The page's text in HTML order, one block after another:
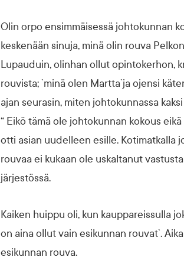
Olin orpo ensimmäisessä johtokunnan
keskenään sinuja, minä olin rouva
Lupauduin, olinhan ollut opintokerhon,
rouvista; `minä olen Martta`ja ojensi
ajan seurasin, miten johtokunnassa
“ Eikö tämä ole johtokunnan kokous
otti asian uudelleen esille. Kotimatkalla
rouvaa ei kukaan ole uskaltanut
järjestössä.
Kaiken huippu oli, kun kauppareissulla
on aina ollut vain esikunnan rouvat`.
esikunnan rouva.